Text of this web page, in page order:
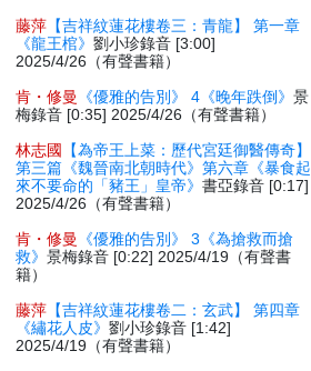
藤萍 【吉祥紋蓮花樓卷三：青龍】 第一章
《龍王棺》劉小珍錄音 [3:00]
2025/4/26（有聲書籍）
肯・修曼
《優雅的告別》 4《晚年跌倒》景
梅錄音 [0:35] 2025/4/26（有聲書籍）
林志國
【為帝王上菜：歷代宮廷御醫傳奇】
第三篇《魏晉南北朝時代》第六章《暴食起
來不要命的「豬王」皇帝》書亞錄音 [0:17]
2025/4/26（有聲書籍）
肯・修曼
《優雅的告別》 3《為搶救而搶
救》景梅錄音 [0:22] 2025/4/19（有聲書
籍）
藤萍 【吉祥紋蓮花樓卷二：玄武】 第四章
《繡花人皮》劉小珍錄音 [1:42]
2025/4/19（有聲書籍）